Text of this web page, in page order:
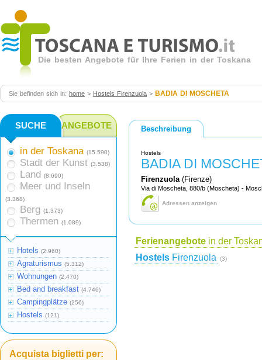
Die besten Angebote für Ihre Ferien in der Toskana
Sie befinden sich in: home > Hostels Firenzuola > BADIA DI MOSCHETA
Beschreibung
Hostels
BADIA DI
Firenzuola(Firenze)
Via di Moscheta, 880/b (Moscheta) -
Adressen anzeigen
Ferienangebote in der
Hostels Firenzuola (3)
SUCHE ANGEBOTE
in der Toskana (15.590)
Stadt der Kunst (3.538)
Land (8.690)
Meer und Inseln
(3.368)
Berg (1.373)
Thermen (1.089)
Hotels (2.960)
Agraturismus (5.312)
Wohnungen (2.470)
Bed and breakfast (4.746)
Campingplätze (256)
Hostels (121)
Acquista biglietti per: